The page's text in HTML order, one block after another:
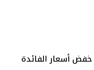
أسعار الفائدة